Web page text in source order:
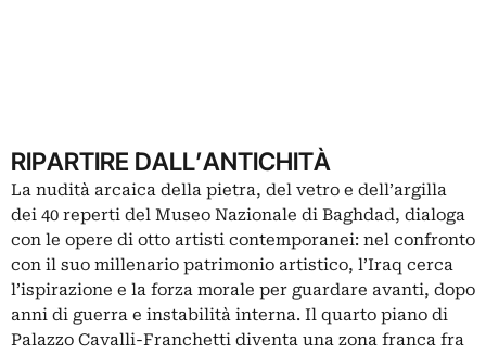
RIPARTIRE DALL’ANTICHITÀ
La nudità arcaica della pietra, del vetro e dell’argilla
dei 40 reperti del Museo Nazionale di Baghdad, dialoga
con le opere di otto artisti contemporanei: nel confronto
con il suo millenario patrimonio artistico, l’Iraq cerca
l’ispirazione e la forza morale per guardare avanti, dopo
anni di guerra e instabilità interna. Il quarto piano di
Palazzo Cavalli-Franchetti diventa una zona franca fra